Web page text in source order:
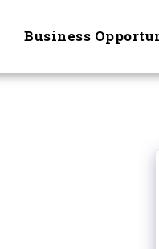
Business